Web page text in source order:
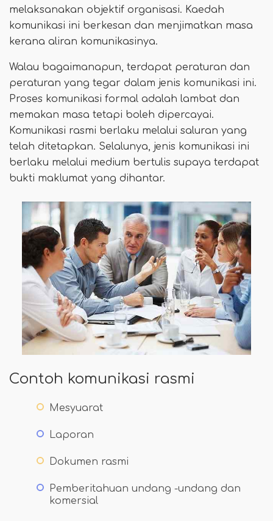
melaksanakan objektif organisasi. Kaedah
komunikasi ini berkesan dan menjimatkan masa
kerana aliran komunikasinya.
Walau bagaimanapun, terdapat peraturan dan
peraturan yang tegar dalam jenis komunikasi ini.
Proses komunikasi formal adalah lambat dan
memakan masa tetapi boleh dipercayai.
Komunikasi rasmi berlaku melalui saluran yang
telah ditetapkan. Selalunya, jenis komunikasi ini
berlaku melalui medium bertulis supaya terdapat
bukti maklumat yang dihantar.
Contoh komunikasi rasmi
Mesyuarat
Laporan
Dokumen rasmi
Pemberitahuan undang -undang dan
komersial